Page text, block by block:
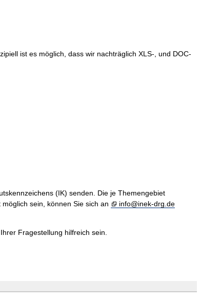
ist es möglich, dass wir nachträglich XLS-, und DOC-
(IK) senden. Die je Themengebiet
sein, können Sie sich an
info@inek-drg.de
Fragestellung hilfreich sein.